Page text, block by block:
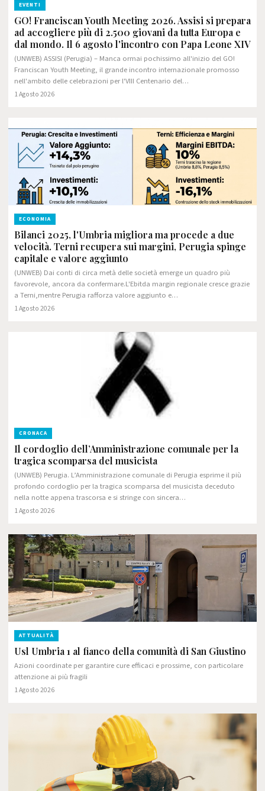
EVENTI
GO! Franciscan Youth Meeting 2026. Assisi si prepara
ad accogliere più di 2.500 giovani da tutta Europa e
dal mondo. Il 6 agosto l'incontro con Papa Leone XIV
(UNWEB) ASSISI (Perugia) – Manca ormai pochissimo all'inizio del GO!
Franciscan Youth Meeting, il grande incontro internazionale promosso
nell'ambito delle celebrazioni per l'VIII Centenario del…
1 Agosto 2026
ECONOMIA
Bilanci 2025, l'Umbria migliora ma procede a due
velocità. Terni recupera sui margini, Perugia spinge
capitale e valore aggiunto
(UNWEB) Dai conti di circa metà delle società emerge un quadro più
favorevole, ancora da confermare.L'Ebitda margin regionale cresce grazie
a Terni,mentre Perugia rafforza valore aggiunto e…
1 Agosto 2026
CRONACA
Il cordoglio dell’Amministrazione comunale per la
tragica scomparsa del musicista
(UNWEB) Perugia. L’Amministrazione comunale di Perugia esprime il più
profondo cordoglio per la tragica scomparsa del musicista deceduto
nella notte appena trascorsa e si stringe con sincera…
1 Agosto 2026
ATTUALITÀ
Usl Umbria 1 al fianco della comunità di San Giustino
Azioni coordinate per garantire cure efficaci e prossime, con particolare
attenzione ai più fragili
1 Agosto 2026